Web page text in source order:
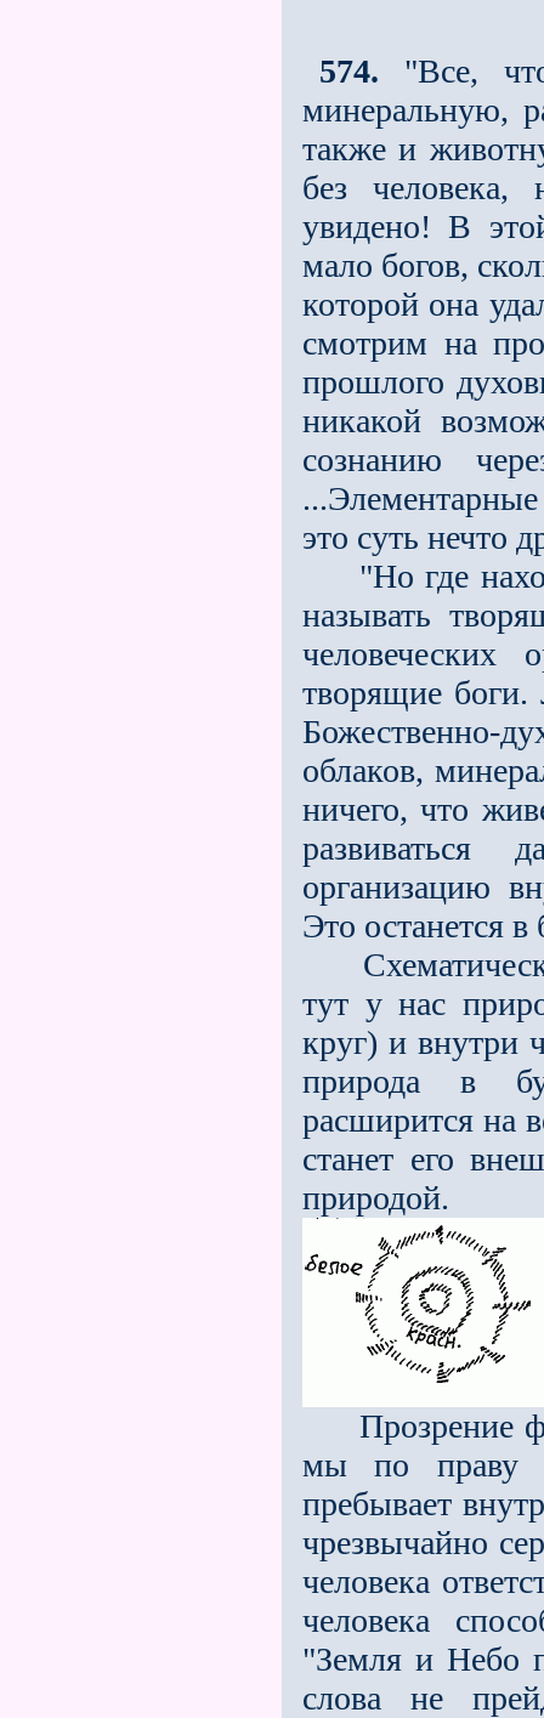
574. "Все,
минеральную,
также и
без
увидено! В
мало богов,
которой она
смотрим на
прошлого
никакой
сознанию
это суть нечто
"Но где
называть
человеческих
творящие боги.
облаков,
ничего, что
развиваться
организацию
Это останется
тут у нас
круг) и внутри
природа в
расширится на
станет его
природой.
Прозрение
мы по праву
пребывает
чрезвычайно
человека
человека
"Земля и Небо
слова не